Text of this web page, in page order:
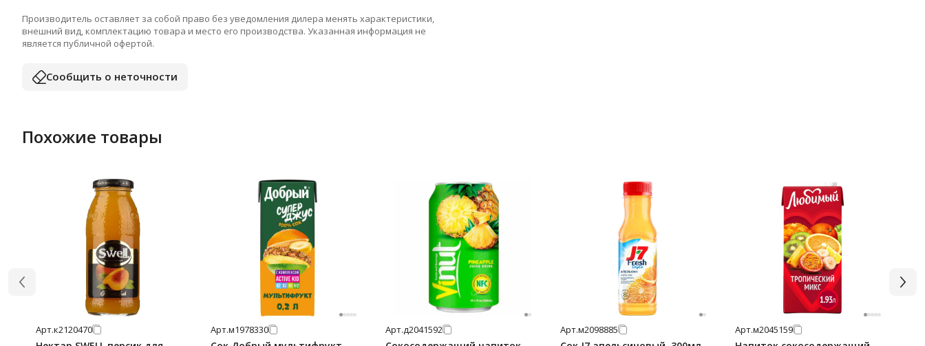
Производитель оставляет за собой право без уведомления дилера менять характеристики,
внешний вид, комплектацию товара и место его производства. Указанная информация не
является публичной офертой.
Сообщить о неточности
Похожие товары
Арт.к2120470 Арт.м1978330 Арт.д2041592 Арт.м2098885 Арт.м2045159